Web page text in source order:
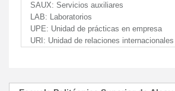
SAUX: Servicios auxiliares
LAB: Laboratorios
UPE: Unidad de prácticas en empresa
URI: Unidad de relaciones internacionales